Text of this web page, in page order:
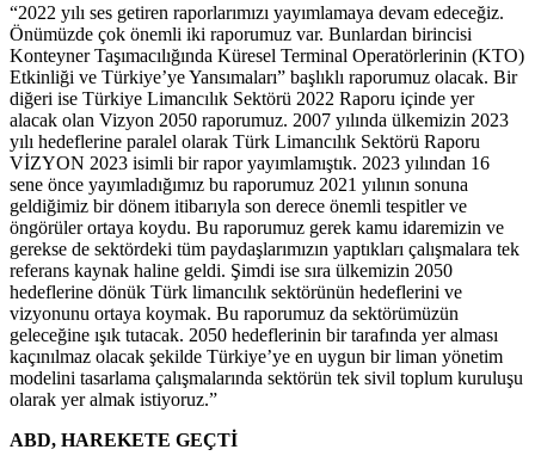
“2022 yılı ses getiren raporlarımızı yayımlamaya devam edeceğiz.
Önümüzde çok önemli iki raporumuz var. Bunlardan birincisi
Konteyner Taşımacılığında Küresel Terminal Operatörlerinin (KTO)
Etkinliği ve Türkiye’ye Yansımaları” başlıklı raporumuz olacak. Bir
diğeri ise Türkiye Limancılık Sektörü 2022 Raporu içinde yer
alacak olan Vizyon 2050 raporumuz. 2007 yılında ülkemizin 2023
yılı hedeflerine paralel olarak Türk Limancılık Sektörü Raporu
VİZYON 2023 isimli bir rapor yayımlamıştık. 2023 yılından 16
sene önce yayımladığımız bu raporumuz 2021 yılının sonuna
geldiğimiz bir dönem itibarıyla son derece önemli tespitler ve
öngörüler ortaya koydu. Bu raporumuz gerek kamu idaremizin ve
gerekse de sektördeki tüm paydaşlarımızın yaptıkları çalışmalara tek
referans kaynak haline geldi. Şimdi ise sıra ülkemizin 2050
hedeflerine dönük Türk limancılık sektörünün hedeflerini ve
vizyonunu ortaya koymak. Bu raporumuz da sektörümüzün
geleceğine ışık tutacak. 2050 hedeflerinin bir tarafında yer alması
kaçınılmaz olacak şekilde Türkiye’ye en uygun bir liman yönetim
modelini tasarlama çalışmalarında sektörün tek sivil toplum kuruluşu
olarak yer almak istiyoruz.”
ABD, HAREKETE GEÇTİ